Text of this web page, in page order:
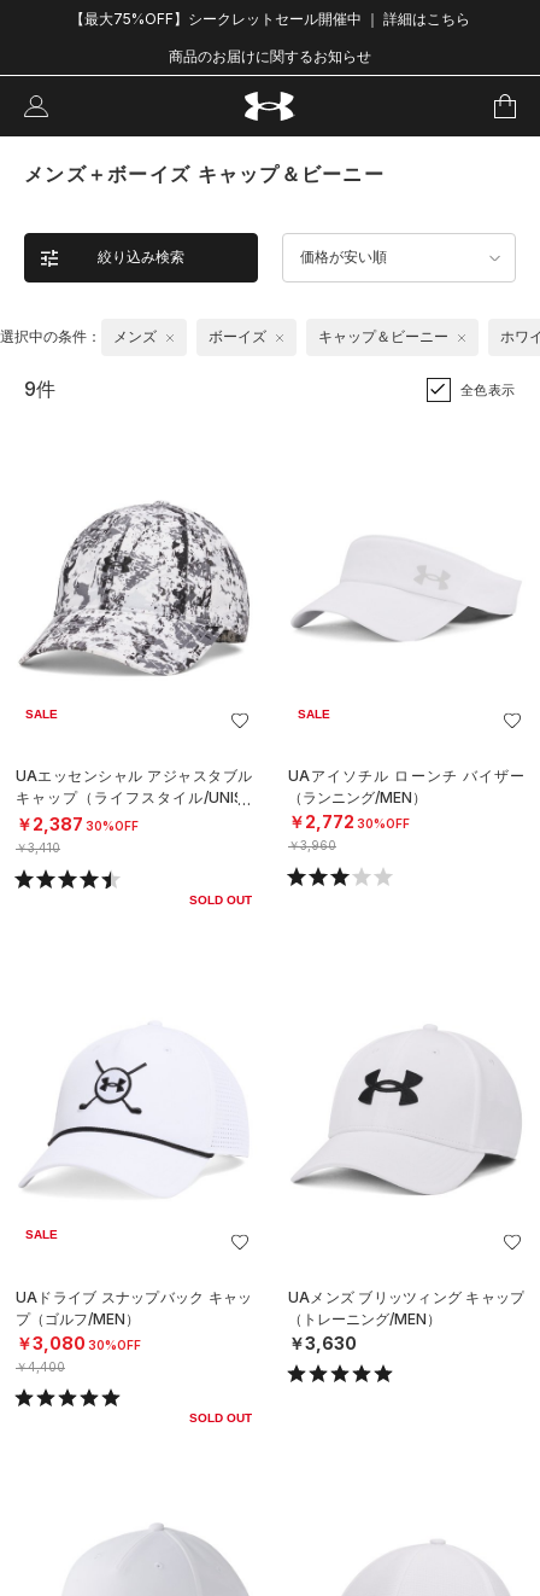
【最大75%OFF】シークレットセール開催中 ｜ 詳細はこちら
商品のお届けに関するお知らせ
メンズ＋ボーイズ キャップ＆ビーニー
絞り込み検索 価格が安い順
選択中の条件： メンズ ボーイズ キャップ＆ビーニー ホワ
9件 全色表示
SALE
UAエッセンシャル アジャスタブル
キャップ（ライフスタイル/UNISE
X）
￥2,387 30%OFF
￥3,410
SOLD OUT
SALE
UAアイソチル ローンチ バイザー
（ランニング/MEN）
￥2,772 30%OFF
￥3,960
SALE
UAドライブ スナップバック キャッ
プ（ゴルフ/MEN）
￥3,080 30%OFF
￥4,400
SOLD OUT
UAメンズ ブリッツィング キャップ
（トレーニング/MEN）
￥3,630